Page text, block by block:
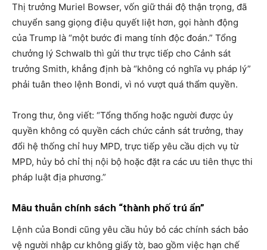
Thị trưởng Muriel Bowser, vốn giữ thái độ thận trọng, đã
chuyển sang giọng điệu quyết liệt hơn, gọi hành động
của Trump là “một bước đi mang tính độc đoán.” Tổng
chưởng lý Schwalb thì gửi thư trực tiếp cho Cảnh sát
trưởng Smith, khẳng định bà “không có nghĩa vụ pháp lý”
phải tuân theo lệnh Bondi, vì nó vượt quá thẩm quyền.
Trong thư, ông viết: “Tổng thống hoặc người được ủy
quyền không có quyền cách chức cảnh sát trưởng, thay
đổi hệ thống chỉ huy MPD, trực tiếp yêu cầu dịch vụ từ
MPD, hủy bỏ chỉ thị nội bộ hoặc đặt ra các ưu tiên thực thi
pháp luật địa phương.”
Mâu thuẫn chính sách “thành phố trú ẩn”
Lệnh của Bondi cũng yêu cầu hủy bỏ các chính sách bảo
vệ người nhập cư không giấy tờ, bao gồm việc hạn chế